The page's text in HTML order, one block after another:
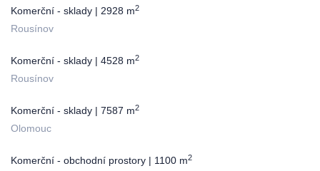
Komerční - sklady | 2928 m2
Rousínov
Komerční - sklady | 4528 m2
Rousínov
Komerční - sklady | 7587 m2
Olomouc
Komerční - obchodní prostory | 1100 m2